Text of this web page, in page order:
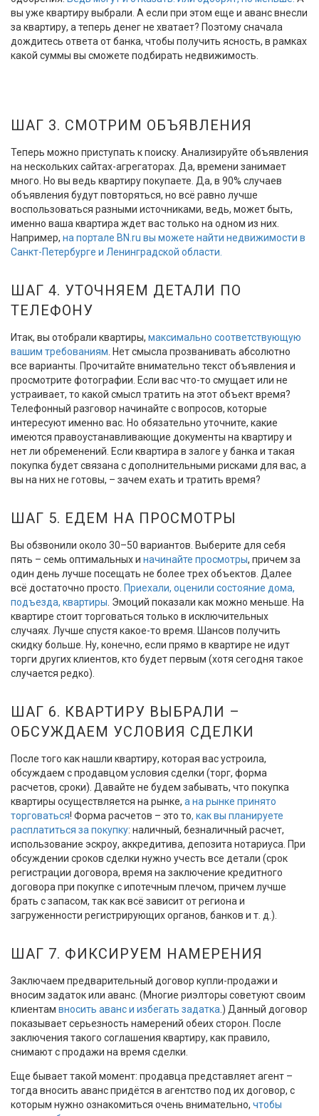
вы уже квартиру выбрали. А если при этом еще и аванс внесли
за квартиру, а теперь денег не хватает? Поэтому сначала
дождитесь ответа от банка, чтобы получить ясность, в рамках
какой суммы вы сможете подбирать недвижимость.
ШАГ 3. СМОТРИМ ОБЪЯВЛЕНИЯ
Теперь можно приступать к поиску. Анализируйте объявления
на нескольких сайтах-агрегаторах. Да, времени занимает
много. Но вы ведь квартиру покупаете. Да, в 90% случаев
объявления будут повторяться, но всё равно лучше
воспользоваться разными источниками, ведь, может быть,
именно ваша квартира ждет вас только на одном из них.
Например, на портале BN.ru вы можете найти недвижимости в
Санкт-Петербурге и Ленинградской области.
ШАГ 4. УТОЧНЯЕМ ДЕТАЛИ ПО
ТЕЛЕФОНУ
Итак, вы отобрали квартиры, максимально соответствующую
вашим требованиям . Нет смысла прозванивать абсолютно
все варианты. Прочитайте внимательно текст объявления и
просмотрите фотографии. Если вас что-то смущает или не
устраивает, то какой смысл тратить на этот объект время?
Телефонный разговор начинайте с вопросов, которые
интересуют именно вас. Но обязательно уточните, какие
имеются правоустанавливающие документы на квартиру и
нет ли обременений. Если квартира в залоге у банка и такая
покупка будет связана с дополнительными рисками для вас, а
вы на них не готовы, – зачем ехать и тратить время?
ШАГ 5. ЕДЕМ НА ПРОСМОТРЫ
Вы обзвонили около 30–50 вариантов. Выберите для себя
пять – семь оптимальных и начинайте просмотры, причем за
один день лучше посещать не более трех объектов. Далее
всё достаточно просто. Приехали, оценили состояние дома,
подъезда, квартиры . Эмоций показали как можно меньше. На
квартире стоит торговаться только в исключительных
случаях. Лучше спустя какое-то время. Шансов получить
скидку больше. Ну, конечно, если прямо в квартире не идут
торги других клиентов, кто будет первым (хотя сегодня такое
случается редко).
ШАГ 6. КВАРТИРУ ВЫБРАЛИ –
ОБСУЖДАЕМ УСЛОВИЯ СДЕЛКИ
После того как нашли квартиру, которая вас устроила,
обсуждаем с продавцом условия сделки (торг, форма
расчетов, сроки). Давайте не будем забывать, что покупка
квартиры осуществляется на рынке, а на рынке принято
торговаться! Форма расчетов – это то, как вы планируете
расплатиться за покупку: наличный, безналичный расчет,
использование эскроу, аккредитива, депозита нотариуса. При
обсуждении сроков сделки нужно учесть все детали (срок
регистрации договора, время на заключение кредитного
договора при покупке с ипотечным плечом, причем лучше
брать с запасом, так как всё зависит от региона и
загруженности регистрирующих органов, банков и т. д.).
ШАГ 7. ФИКСИРУЕМ НАМЕРЕНИЯ
Заключаем предварительный договор купли-продажи и
вносим задаток или аванс. (Многие риэлторы советуют своим
клиентам вносить аванс и избегать задатка .) Данный договор
показывает серьезность намерений обеих сторон. После
заключения такого соглашения квартиру, как правило,
снимают с продажи на время сделки.
Еще бывает такой момент: продавца представляет агент –
тогда вносить аванс придётся в агентство под их договор, с
которым нужно ознакомиться очень внимательно, чтобы